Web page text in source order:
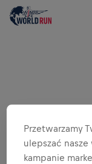
Przetwarzamy
ulepszać
kampanie